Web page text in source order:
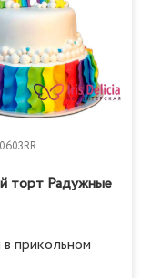
торт Радужные
прикольном